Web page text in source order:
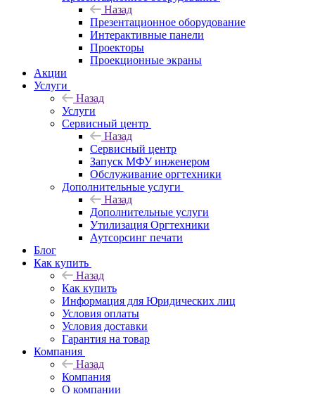
Назад
Презентационное оборудование
Интерактивные панели
Проекторы
Проекционные экраны
Акции
Услуги
Назад
Услуги
Сервисный центр
Назад
Сервисный центр
Запуск МФУ инженером
Обслуживание оргтехники
Дополнительные услуги
Назад
Дополнительные услуги
Утилизация Оргтехники
Аутсорсинг печати
Блог
Как купить
Назад
Как купить
Информация для Юридических лиц
Условия оплаты
Условия доставки
Гарантия на товар
Компания
Назад
Компания
О компании